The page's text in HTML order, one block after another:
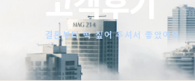
결론부터 딱 짚어 주셔서 좋았어요.